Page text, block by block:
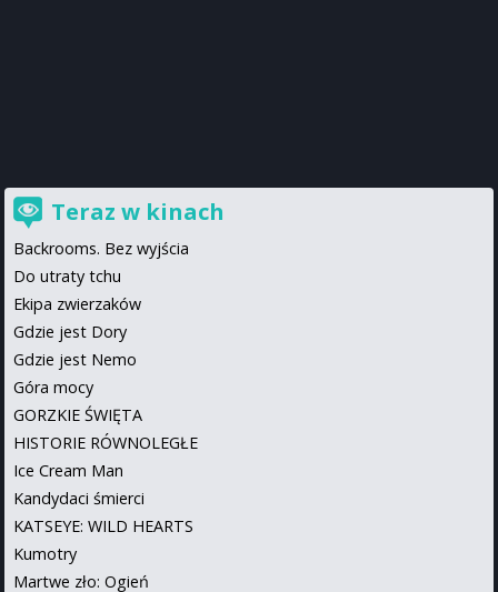
Teraz w kinach
Backrooms. Bez wyjścia
Do utraty tchu
Ekipa zwierzaków
Gdzie jest Dory
Gdzie jest Nemo
Góra mocy
GORZKIE ŚWIĘTA
HISTORIE RÓWNOLEGŁE
Ice Cream Man
Kandydaci śmierci
KATSEYE: WILD HEARTS
Kumotry
Martwe zło: Ogień